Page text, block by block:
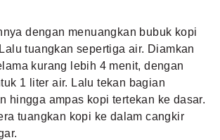
dengan menuangkan bubuk kopi
tuangkan sepertiga air. Diamkan
kurang lebih 4 menit, dengan
1 liter air. Lalu tekan bagian
hingga ampas kopi tertekan ke dasar.
tuangkan kopi ke dalam cangkir